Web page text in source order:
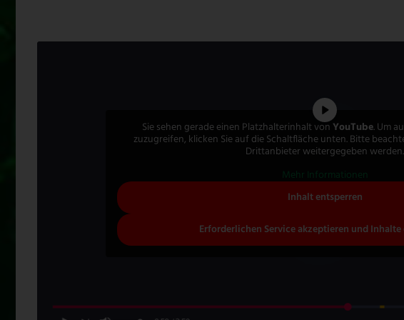
Sie sehen gerade einen Platzhalterinhalt von YouTube. Um
zuzugreifen, klicken Sie auf die Schaltfläche unten. Bitte
Drittanbieter weitergegeben werden.
Mehr Informationen
Inhalt entsperren
Erforderlichen Service akzeptieren und